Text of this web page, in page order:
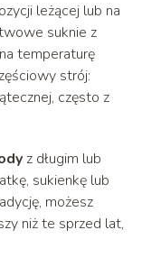
leżącej lub na
suknie z
temperaturę
strój:
często z
z długim lub
sukienkę lub
możesz
niż te sprzed lat,